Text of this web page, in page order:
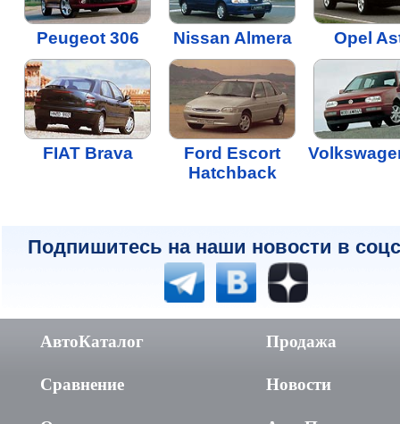
Peugeot 306 Nissan Almera Opel
FIAT Brava
Ford Escort
Hatchback
Подпишитесь на наши новости в
АвтоКаталог
Сравнение
Продажа
Новости